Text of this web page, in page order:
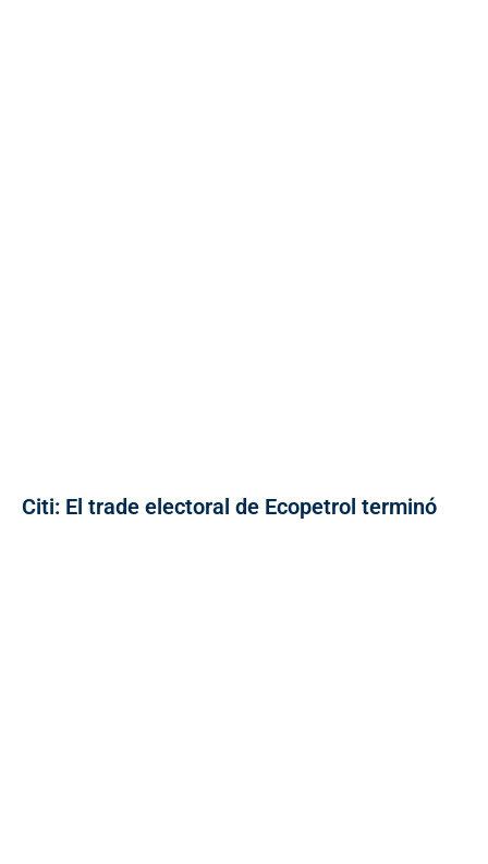
Citi: El trade electoral de Ecopetrol terminó